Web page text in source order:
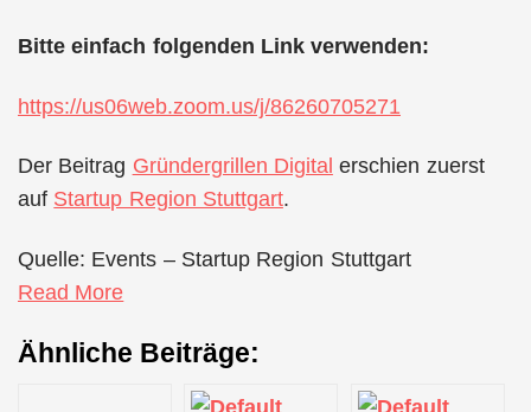
Bitte einfach folgenden Link verwenden:
https://us06web.zoom.us/j/86260705271
Der Beitrag Gründergrillen Digital erschien zuerst
auf Startup Region Stuttgart.
Quelle: Events – Startup Region Stuttgart
Read More
Ähnliche Beiträge: